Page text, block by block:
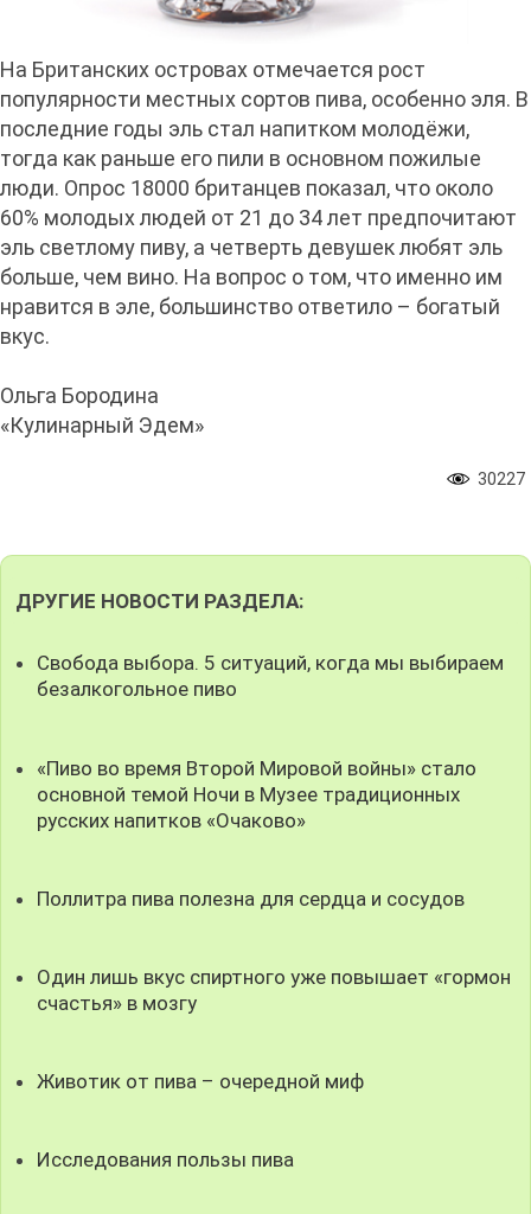
На Британских островах отмечается рост
популярности местных сортов пива, особенно эля. В
последние годы эль стал напитком молодёжи,
тогда как раньше его пили в основном пожилые
люди. Опрос 18000 британцев показал, что около
60% молодых людей от 21 до 34 лет предпочитают
эль светлому пиву, а четверть девушек любят эль
больше, чем вино. На вопрос о том, что именно им
нравится в эле, большинство ответило – богатый
вкус.
Ольга Бородина
«Кулинарный Эдем»
30227
ДРУГИЕ НОВОСТИ РАЗДЕЛА:
Свобода выбора. 5 ситуаций, когда мы выбираем
безалкогольное пиво
«Пиво во время Второй Мировой войны» стало
основной темой Ночи в Музее традиционных
русских напитков «Очаково»
Поллитра пива полезна для сердца и сосудов
Один лишь вкус спиртного уже повышает «гормон
счастья» в мозгу
Животик от пива – очередной миф
Исследования пользы пива